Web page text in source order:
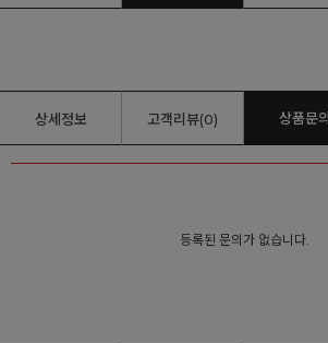
상세정보 고객리뷰(0) 상품문의
등록된 문의가 없습니다.